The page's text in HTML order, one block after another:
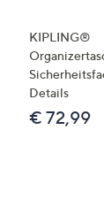
KIPLING®
Details
€ 72,99